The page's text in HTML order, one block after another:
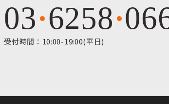
03 6258
受付時間：10:00-19:00(平日)